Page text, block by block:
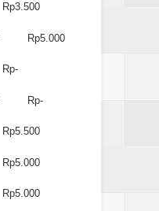
Rp3.500
Rp5.000
Rp-
Rp-
Rp5.500
Rp5.000
Rp5.000